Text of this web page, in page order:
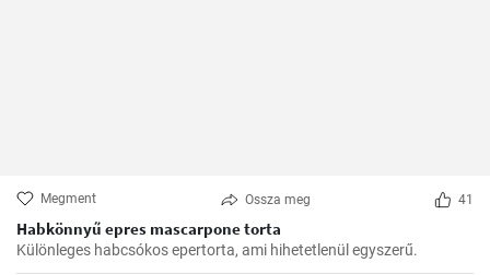
Megment Ossza meg 41
Habkönnyű epres mascarpone torta
Különleges habcsókos epertorta, ami hihetetlenül egyszerű.